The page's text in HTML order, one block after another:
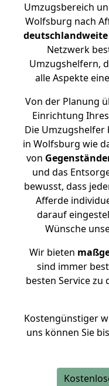
Umzugsbereich
Wolfsburg nach
Netzwerk
Umzugshelfern,
alle Aspekte
Von der Planung
Einrichtung
Die Umzugshelfer
in Wolfsburg wie
von
und das
bewusst, dass
Afferde
darauf
Wünsche
Wir bieten
sind immer
besten Service zu
Kostengünstiger
uns können Sie